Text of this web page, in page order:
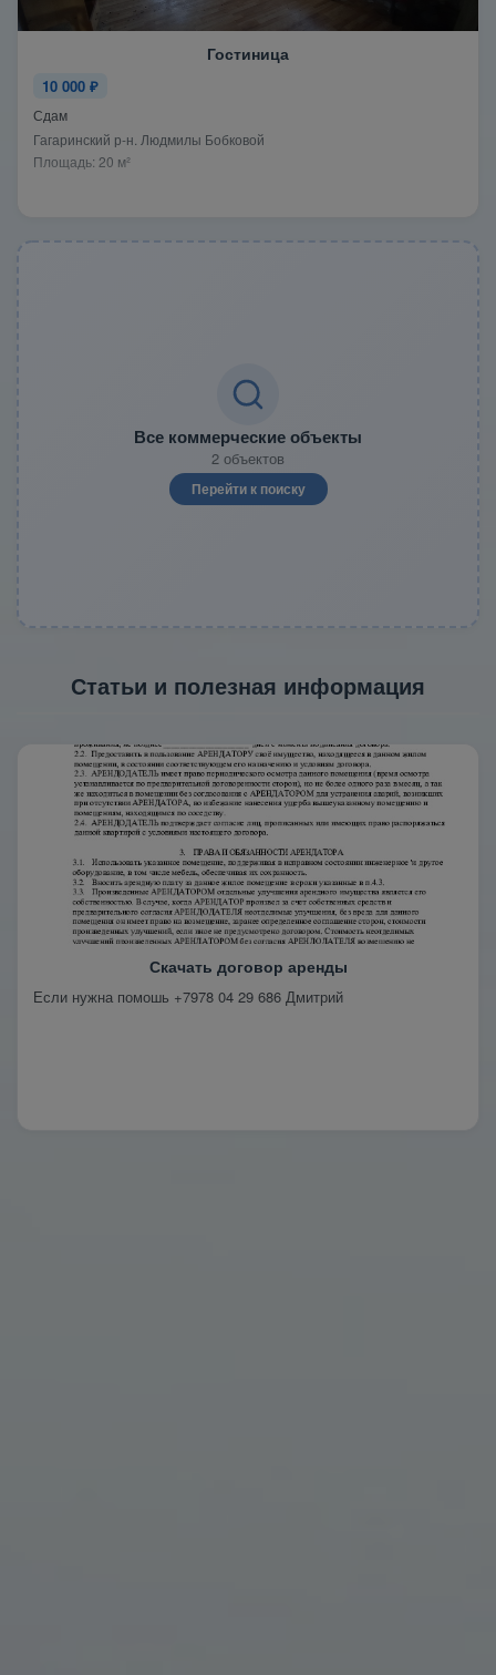
Гостиница
10 000 ₽
Сдам
Гагаринский р-н. Людмилы Бобковой
Площадь: 20 м²
Все коммерческие объекты
2 объектов
Перейти к поиску
Статьи и полезная информация
Скачать договор аренды
Если нужна помошь +7978 04 29 686 Дмитрий